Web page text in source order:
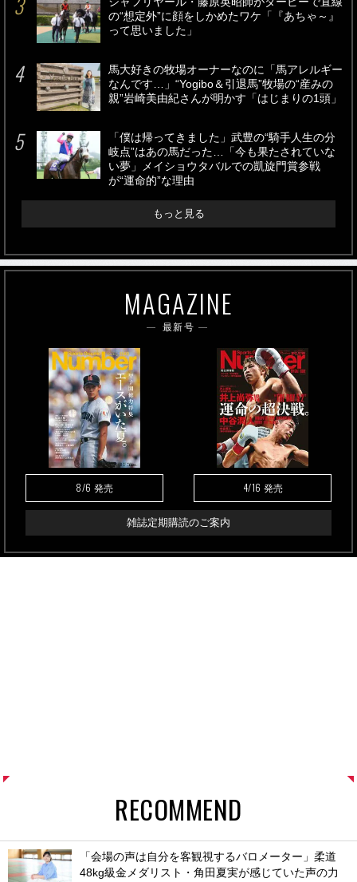
の“想定外”に顔をしかめたワケ「『あちゃ～』
って思いました」
馬大好きの牧場オーナーなのに「馬アレルギー
なんです…」“Yogibo＆引退馬”牧場の“産みの
親”岩崎美由紀さんが明かす「はじまりの1頭」
「僕は帰ってきました」武豊の“騎手人生の分
岐点”はあの馬だった…「今も果たされていな
い夢」メイショウタバルでの凱旋門賞参戦
が“運命的”な理由
もっと見る
MAGAZINE
最新号
8/6 発売 4/16 発売
雑誌定期購読のご案内
RECOMMEND
「会場の声は自分を客観視するバロメーター」柔道
48kg級金メダリスト・角田夏実が感じていた声の力